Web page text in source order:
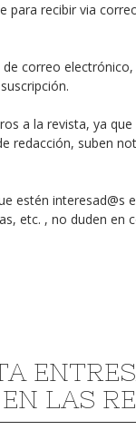
para recibir via
correo
a la revista, ya
redacción, suben
estén interesad@s
etc. , no duden en
LAS